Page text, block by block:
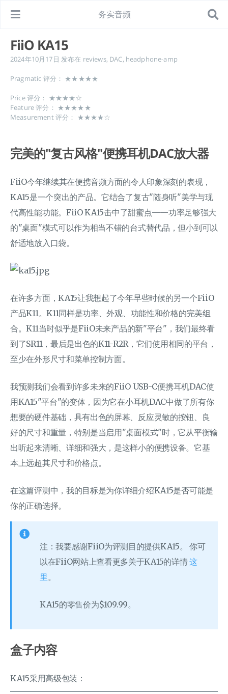
务实音频
FiiO KA15
2024年10月17日 发布在 reviews, DAC, headphone-amp
Pragmatic 评分： ★★★★★
Price 评分： ★★★★☆
Feature 评分： ★★★★★
Measurement 评分： ★★★★☆
完美的"复古风格"便携耳机DAC放大器
FiiO今年继续其在便携音频方面的令人印象深刻的表现，
KA15是一个突出的产品。它结合了复古"随身听"美学与现
代高性能功能。FiiO KA15击中了甜蜜点——功率足够强大
的"桌面"模式可以作为相当不错的台式替代品，但小到可以
舒适地放入口袋。
在许多方面，KA15让我想起了今年早些时候的另一个FiiO
产品K11。K11同样是功率、外观、功能性和价格的完美组
合。K11当时似乎是FiiO未来产品的新"平台"，我们最终看
到了SR11，最后是出色的K11-R2R，它们使用相同的平台，
至少在外形尺寸和菜单控制方面。
我预测我们会看到许多未来的FiiO USB-C便携耳机DAC使
用KA15"平台"的变体，因为它在小耳机DAC中做了所有你
想要的硬件基础，具有出色的屏幕、反应灵敏的按钮、良
好的尺寸和重量，特别是当启用"桌面模式"时，它从平衡输
出听起来清晰、详细和强大，是这样小的便携设备。它基
本上远超其尺寸和价格点。
在这篇评测中，我的目标是为你详细介绍KA15是否可能是
你的正确选择。
注：我要感谢FiiO为评测目的提供KA15。 你可
以在FiiO网站上查看更多关于KA15的详情这
里 。
KA15的零售价为$109.99。
盒子内容
KA15采用高级包装：